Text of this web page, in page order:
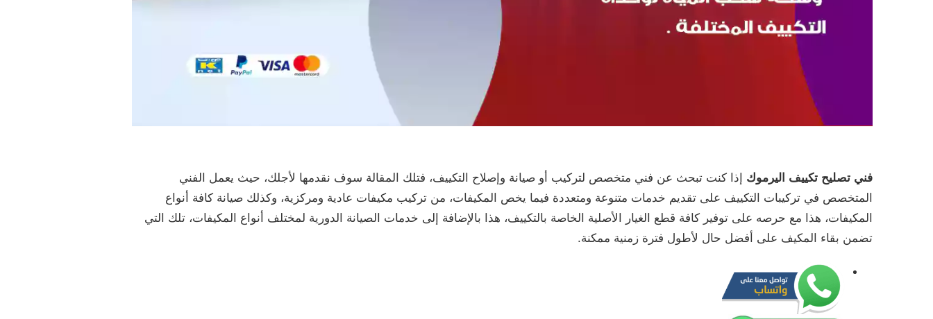
فني تصليح تكييف اليرموك إذا كنت تبحث عن فني متخصص لتركيب أو صيانة وإصلاح التكييف، فتلك المقالة سوف نقدمها لأجلك، حيث يعمل الفني
المتخصص في تركيبات التكييف على تقديم خدمات متنوعة ومتعددة فيما يخص المكيفات، من تركيب مكيفات عادية ومركزية، وكذلك صيانة كافة أنواع
المكيفات، هذا مع حرصه على توفير كافة قطع الغيار الأصلية الخاصة بالتكييف، هذا بالإضافة إلى خدمات الصيانة الدورية لمختلف أنواع المكيفات، تلك التي
تضمن بقاء المكيف على أفضل حال لأطول فترة زمنية ممكنة.